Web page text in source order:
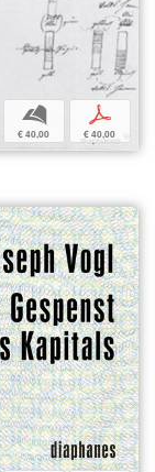
b
€ 40,00
p
€ 40,00